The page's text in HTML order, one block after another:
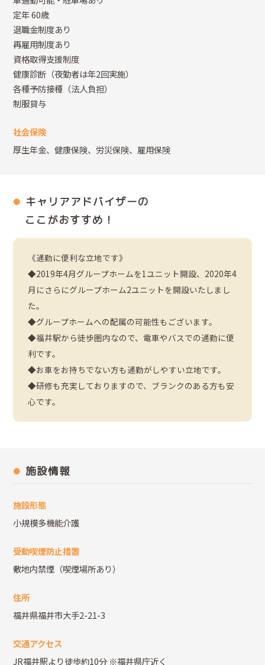
定年 60歳
退職金制度あり
再雇用制度あり
資格取得支援制度
健康診断（夜勤者は年2回実施）
各種予防接種（法人負担）
制服貸与
社会保険
厚生年金、健康保険、労災保険、雇用保険
キャリアアドバイザーの
ここがおすすめ！
《通勤に便利な立地です》
◆2019年4月グループホームを1ユニット開設、2020年4
月にさらにグループホーム2ユニットを開設いたしまし
た。
◆グループホームへの配属の可能性もございます。
◆福井駅から徒歩圏内なので、電車やバスでの通勤に便
利です。
◆お車をお持ちでない方も通勤がしやすい立地です。
◆研修も充実しておりますので、ブランクのある方も安
心です。
施設情報
施設形態
小規模多機能介護
受動喫煙防止措置
敷地内禁煙（喫煙場所あり）
住所
福井県福井市大手2-21-3
交通アクセス
JR福井駅より徒歩約10分 ※福井県庁近く